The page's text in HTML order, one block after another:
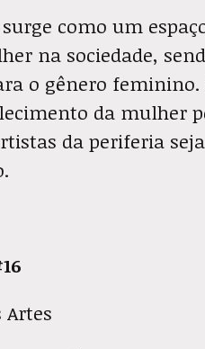
como um
na sociedade,
o gênero
da mulher
da periferia
Artes